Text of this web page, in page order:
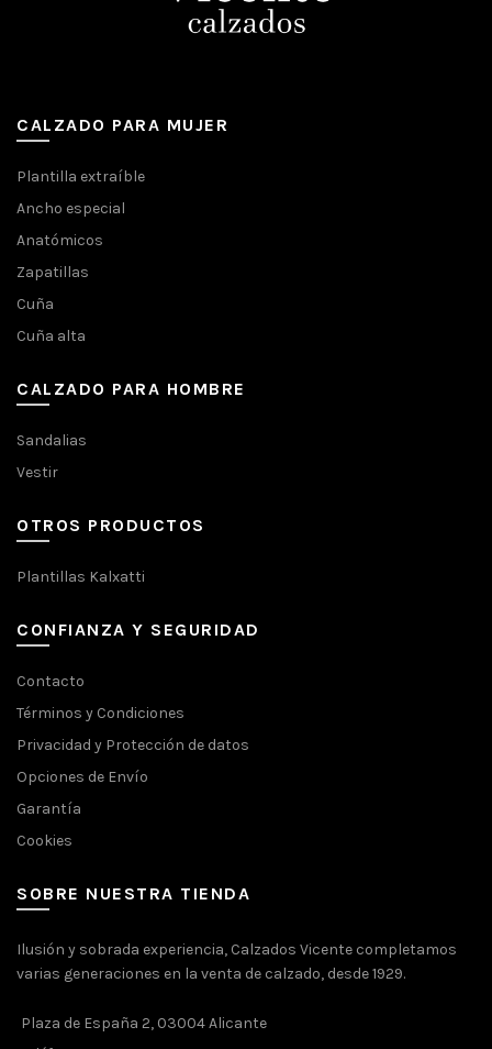
CALZADO PARA MUJER
Plantilla extraíble
Ancho especial
Anatómicos
Zapatillas
Cuña
Cuña alta
CALZADO PARA HOMBRE
Sandalias
Vestir
OTROS PRODUCTOS
Plantillas Kalxatti
CONFIANZA Y SEGURIDAD
Contacto
Términos y Condiciones
Privacidad y Protección de datos
Opciones de Envío
Garantía
Cookies
SOBRE NUESTRA TIENDA
Ilusión y sobrada experiencia, Calzados Vicente completamos
varias generaciones en la venta de calzado, desde 1929.
Plaza de España 2, 03004 Alicante